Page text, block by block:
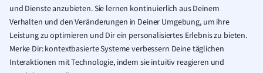
und Dienste anzubieten. Sie lernen kontinuierlich aus Deinem
Verhalten und den Veränderungen in Deiner Umgebung, um ihre
Leistung zu optimieren und Dir ein personalisiertes Erlebnis zu bieten.
Merke Dir: kontextbasierte Systeme verbessern Deine täglichen
Interaktionen mit Technologie, indem sie intuitiv reagieren und